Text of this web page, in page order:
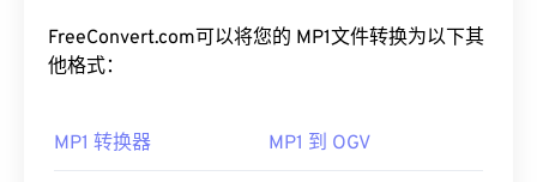
FreeConvert.com可以将您的 MP1文件转换为以下其
他格式：
MP1 转换器 MP1 到 OGV